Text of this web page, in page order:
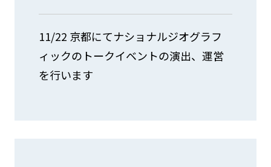
11/22 京都にてナショナルジオグラフ
ィックのトークイベントの演出、運営
を行います